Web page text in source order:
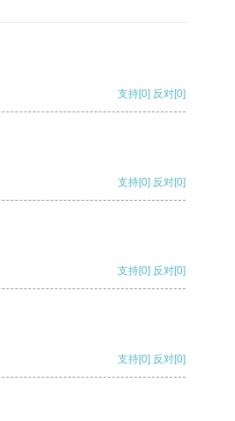
支持[0] 反对[0]
支持[0] 反对[0]
支持[0] 反对[0]
支持[0] 反对[0]